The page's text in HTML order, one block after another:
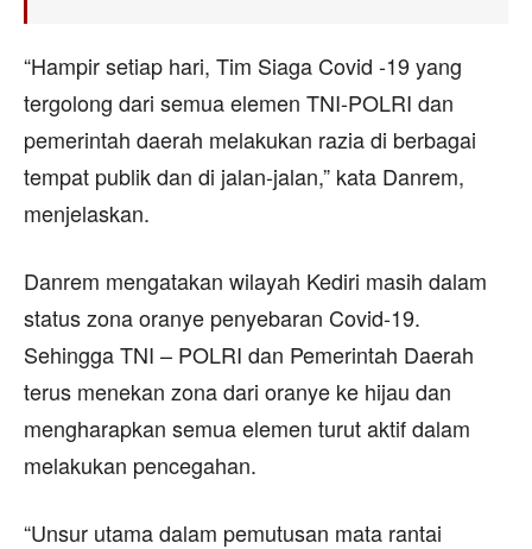
“Hampir setiap hari, Tim Siaga Covid -19 yang
tergolong dari semua elemen TNI-POLRI dan
pemerintah daerah melakukan razia di berbagai
tempat publik dan di jalan-jalan,” kata Danrem,
menjelaskan.
Danrem mengatakan wilayah Kediri masih dalam
status zona oranye penyebaran Covid-19.
Sehingga TNI – POLRI dan Pemerintah Daerah
terus menekan zona dari oranye ke hijau dan
mengharapkan semua elemen turut aktif dalam
melakukan pencegahan.
“Unsur utama dalam pemutusan mata rantai